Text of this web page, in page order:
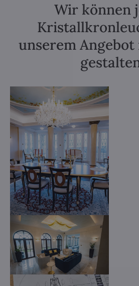
Wir können
unserem